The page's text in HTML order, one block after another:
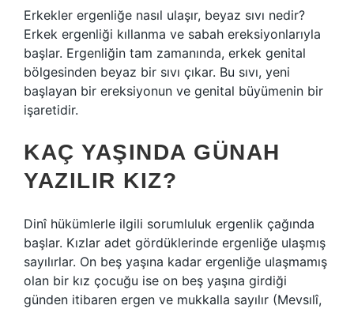
Erkekler ergenliğe nasıl ulaşır, beyaz sıvı nedir?
Erkek ergenliği kıllanma ve sabah ereksiyonlarıyla
başlar. Ergenliğin tam zamanında, erkek genital
bölgesinden beyaz bir sıvı çıkar. Bu sıvı, yeni
başlayan bir ereksiyonun ve genital büyümenin bir
işaretidir.
KAÇ YAŞINDA GÜNAH
YAZILIR KIZ?
Dinî hükümlerle ilgili sorumluluk ergenlik çağında
başlar. Kızlar adet gördüklerinde ergenliğe ulaşmış
sayılırlar. On beş yaşına kadar ergenliğe ulaşmamış
olan bir kız çocuğu ise on beş yaşına girdiği
günden itibaren ergen ve mukkalla sayılır (Mevsılî,